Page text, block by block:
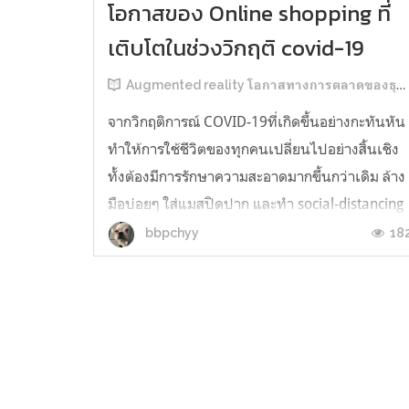
โอกาสของ Online shopping ที่
เติบโตในช่วงวิกฤติ covid-19
Augmented reality โอกาสทางการตลาดของธุรกิจออนไลน์ช่วง covid-19
จากวิกฤติการณ์ COVID-19ที่เกิดขึ้นอย่างกะทันหัน
ทำให้การใช้ชีวิตของทุกคนเปลี่ยนไปอย่างสิ้นเชิง
ทั้งต้องมีการรักษาความสะอาดมากขึ้นกว่าเดิม ล้าง
มือบ่อยๆ ใส่แมสปิดปาก และทำ social-distancing
ซึ่งทำให้การเดินทางไปซื้อสินค้าตามห้างสรรพ
สินค้าหรือร้านค้ากลายเป็นสิ่งที่ควรหลีกเลี่ยงหรือ
bbpchyy